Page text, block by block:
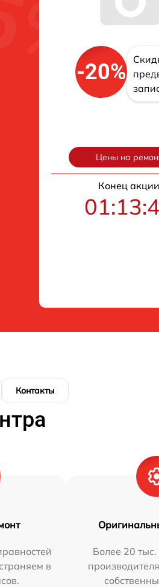
-20%
Цены на
Конец акции
Контакты
в
Более 20 тыс.